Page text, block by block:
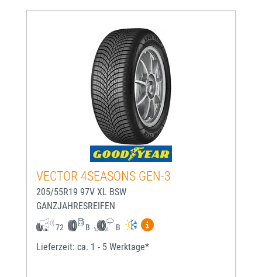
VECTOR 4SEASONS GEN-3
205/55R19 97V XL BSW
GANZJAHRESREIFEN
72 B B
Mehr Informationen zum
Lieferzeit: ca. 1 - 5 Werktage*